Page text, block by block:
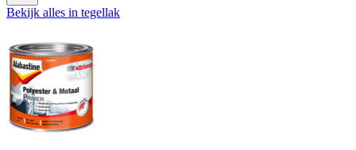
Bekijk alles in tegellak